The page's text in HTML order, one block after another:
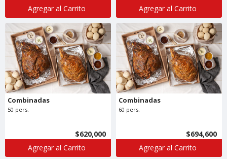
Agregar al Carrito
Agregar al Carrito
Combinadas
50 pers.
$620,000
Agregar al Carrito
Combinadas
60 pers.
$694,600
Agregar al Carrito